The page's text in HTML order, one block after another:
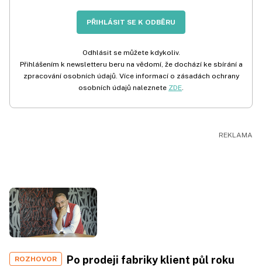
PŘIHLÁSIT SE K ODBĚRU
Odhlásit se můžete kdykoliv.
Přihlášením k newsletteru beru na vědomí, že dochází ke sbírání a
zpracování osobních údajů. Více informací o zásadách ochrany
osobních údajů naleznete ZDE.
ROZHOVOR
Po prodeji fabriky klient půl roku